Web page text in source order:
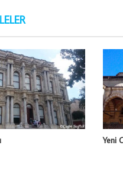
Yeni